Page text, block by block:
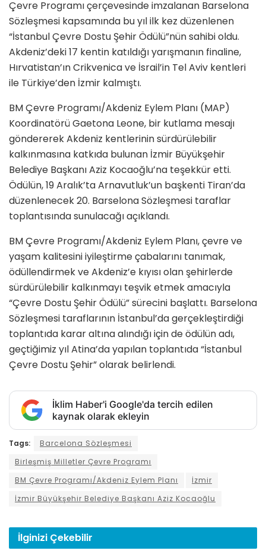
Çevre Programı çerçevesinde imzalanan Barselona
Sözleşmesi kapsamında bu yıl ilk kez düzenlenen
“İstanbul Çevre Dostu Şehir Ödülü”nün sahibi oldu.
Akdeniz’deki 17 kentin katıldığı yarışmanın finaline,
Hırvatistan’ın Crikvenica ve İsrail’in Tel Aviv kentleri
ile Türkiye’den İzmir kalmıştı.
BM Çevre Programı/Akdeniz Eylem Planı (MAP)
Koordinatörü Gaetona Leone, bir kutlama mesajı
göndererek Akdeniz kentlerinin sürdürülebilir
kalkınmasına katkıda bulunan İzmir Büyükşehir
Belediye Başkanı Aziz Kocaoğlu’na teşekkür etti.
Ödülün, 19 Aralık’ta Arnavutluk’un başkenti Tiran’da
düzenlenecek 20. Barselona Sözleşmesi taraflar
toplantısında sunulacağı açıklandı.
BM Çevre Programı/Akdeniz Eylem Planı, çevre ve
yaşam kalitesini iyileştirme çabalarını tanımak,
ödüllendirmek ve Akdeniz’e kıyısı olan şehirlerde
sürdürülebilir kalkınmayı teşvik etmek amacıyla
“Çevre Dostu Şehir Ödülü” sürecini başlattı. Barselona
Sözleşmesi taraflarının İstanbul’da gerçekleştirdiği
toplantıda karar altına alındığı için de ödülün adı,
geçtiğimiz yıl Atina’da yapılan toplantıda “İstanbul
Çevre Dostu Şehir” olarak belirlendi.
İklim Haber'i Google'da tercih edilen
kaynak olarak ekleyin
Tags:
Barcelona Sözleşmesi
Birleşmiş Milletler Çevre Programı
BM Çevre Programı/Akdeniz Eylem Planı
İzmir
İzmir Büyükşehir Belediye Başkanı Aziz Kocaoğlu
İlginizi Çekebilir